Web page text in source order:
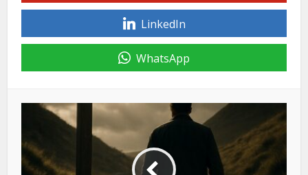
LinkedIn
WhatsApp